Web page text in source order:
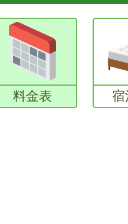
料金表 宿